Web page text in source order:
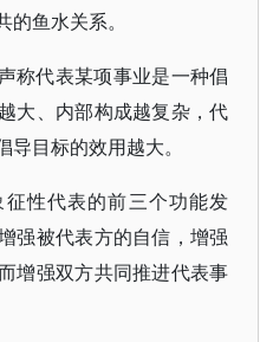
鱼水关系。
称代表某项事业是一种倡
大、内部构成越复杂，代
目标的效用越大。
性代表的前三个功能发
强被代表方的自信，增强
增强双方共同推进代表事